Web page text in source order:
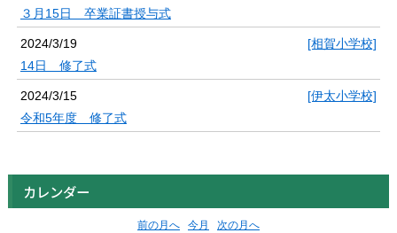
３月15日 卒業証書授与式
2024/3/19
[相賀小学校]
14日 修了式
2024/3/15
[伊太小学校]
令和5年度 修了式
カレンダー
前の月へ 今月 次の月へ